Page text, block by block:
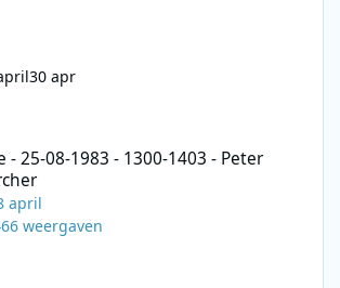
30 apr
- 25-08-1983 - 1300-1403 - Peter
april
weergaven